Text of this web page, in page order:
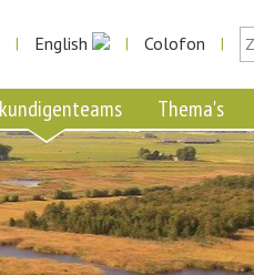
| English | Colofon |
Thema's